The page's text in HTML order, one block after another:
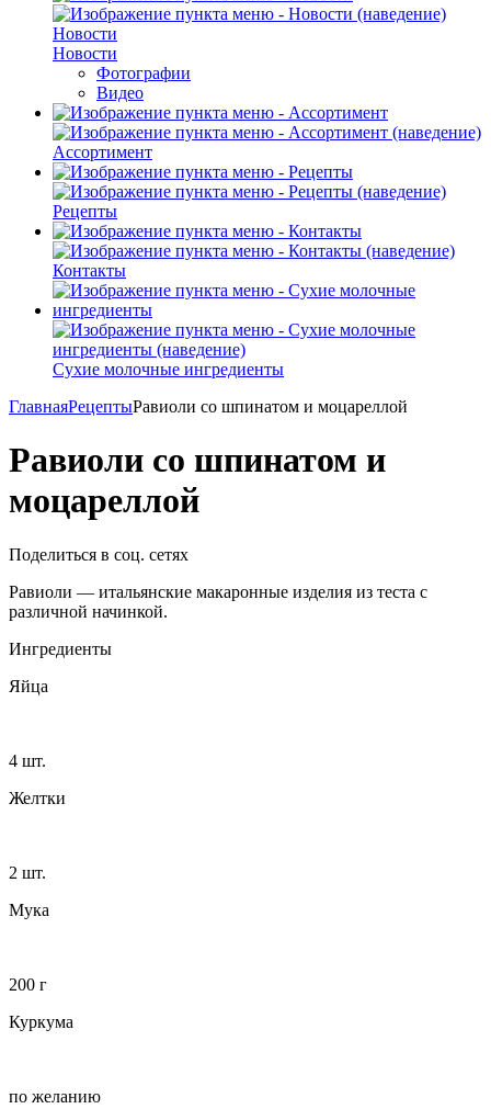
Новости
Новости
Фотографии
Видео
Ассортимент
Рецепты
Контакты
Сухие молочные ингредиенты
ГлавнаяРецептыРавиоли со шпинатом и моцареллой
Равиоли со шпинатом и
моцареллой
Поделиться в соц. сетях
Равиоли — итальянские макаронные изделия из теста с
различной начинкой.
Ингредиенты
Яйца
4 шт.
Желтки
2 шт.
Мука
200 г
Куркума
по желанию